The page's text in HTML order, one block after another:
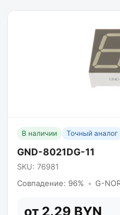
В наличии Точный аналог
GND-8021DG-11
SKU: 76981
Совпадение: 96% • G-
от 2.29 BYN